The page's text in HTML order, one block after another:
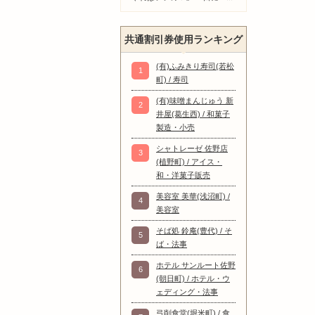
共通割引券使用ランキング
1
(有)ふみきり寿司(若松
町) / 寿司
2
(有)味噌まんじゅう 新
井屋(葛生西) / 和菓子
製造・小売
3
シャトレーゼ 佐野店
(植野町) / アイス・
和・洋菓子販売
4
美容室 美華(浅沼町) /
美容室
5
そば処 鈴庵(豊代) / そ
ば・法事
6
ホテル サンルート佐野
(朝日町) / ホテル・ウ
ェディング・法事
弓削食堂(堀米町) / 食